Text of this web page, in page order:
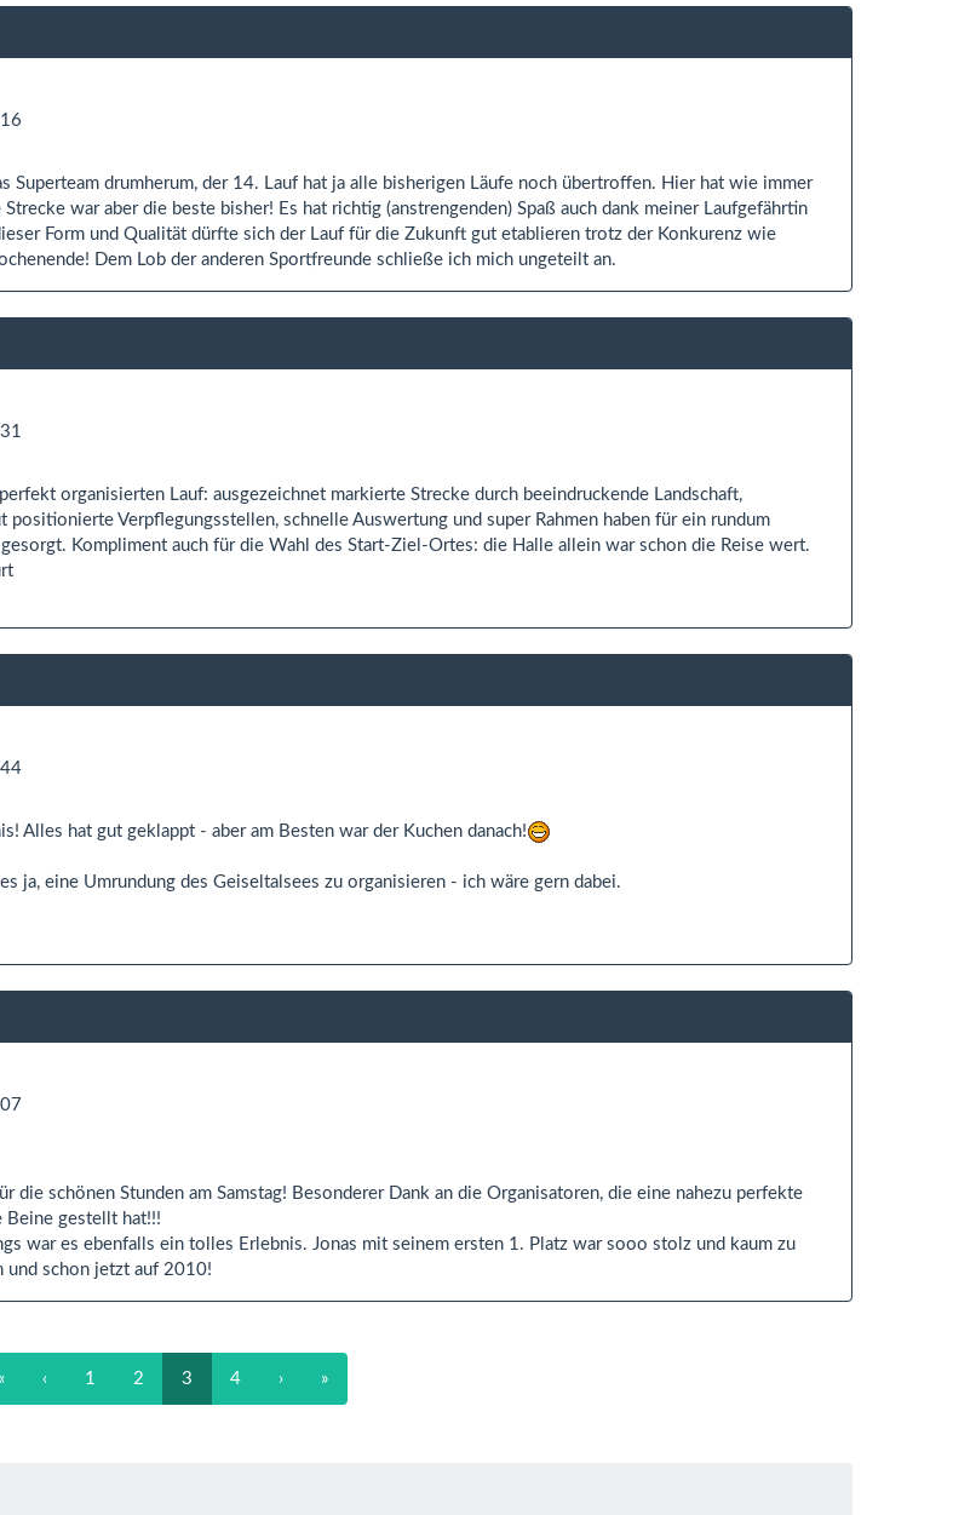
Superteam drumherum, der 14. Lauf hat ja alle bisherigen Läufe noch übertroffen. Hier hat wie immer
war aber die beste bisher! Es hat richtig (anstrengenden) Spaß auch dank meiner Laufgefährtin
Form und Qualität dürfte sich der Lauf für die Zukunft gut etablieren trotz der Konkurenz wie
Dem Lob der anderen Sportfreunde schließe ich mich ungeteilt an.
organisierten Lauf: ausgezeichnet markierte Strecke durch beeindruckende Landschaft,
positionierte Verpflegungsstellen, schnelle Auswertung und super Rahmen haben für ein rundum
Kompliment auch für die Wahl des Start-Ziel-Ortes: die Halle allein war schon die Reise wert.
Alles hat gut geklappt - aber am Besten war der Kuchen danach!
ja, eine Umrundung des Geiseltalsees zu organisieren - ich wäre gern dabei.
die schönen Stunden am Samstag! Besonderer Dank an die Organisatoren, die eine nahezu perfekte
Beine gestellt hat!!!
war es ebenfalls ein tolles Erlebnis. Jonas mit seinem ersten 1. Platz war sooo stolz und kaum zu
und schon jetzt auf 2010!
« ‹ 1 2 3 4 › »